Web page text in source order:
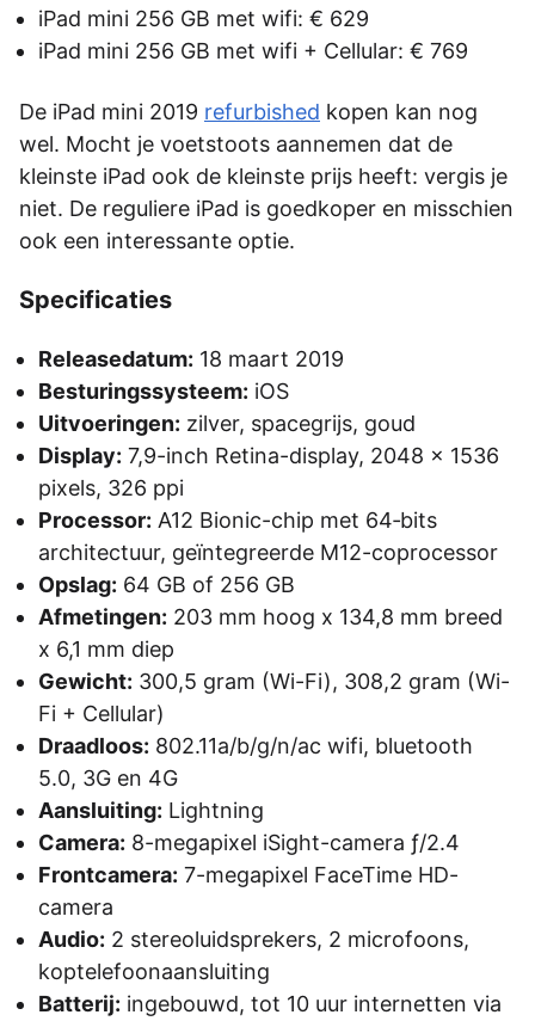
iPad mini 256 GB met wifi: € 629
iPad mini 256 GB met wifi + Cellular: € 769
De iPad mini 2019 refurbished kopen kan nog
wel. Mocht je voetstoots aannemen dat de
kleinste iPad ook de kleinste prijs heeft: vergis je
niet. De reguliere iPad is goedkoper en misschien
ook een interessante optie.
Specificaties
Releasedatum: 18 maart 2019
Besturingssysteem: iOS
Uitvoeringen: zilver, spacegrijs, goud
Display: 7,9-inch Retina-display, 2048 x 1536
pixels, 326 ppi
Processor: A12 Bionic-chip met 64‑bits
architectuur, geïntegreerde M12-coprocessor
Opslag: 64 GB of 256 GB
Afmetingen: 203 mm hoog x 134,8 mm breed
x 6,1 mm diep
Gewicht: 300,5 gram (Wi-Fi), 308,2 gram (Wi-
Fi + Cellular)
Draadloos: 802.11a/b/g/n/ac wifi, bluetooth
5.0, 3G en 4G
Aansluiting: Lightning
Camera: 8-megapixel iSight-camera ƒ/2.4
Frontcamera: 7-megapixel FaceTime HD-
camera
Audio: 2 stereoluidsprekers, 2 microfoons,
koptelefoonaansluiting
Batterij: ingebouwd, tot 10 uur internetten via